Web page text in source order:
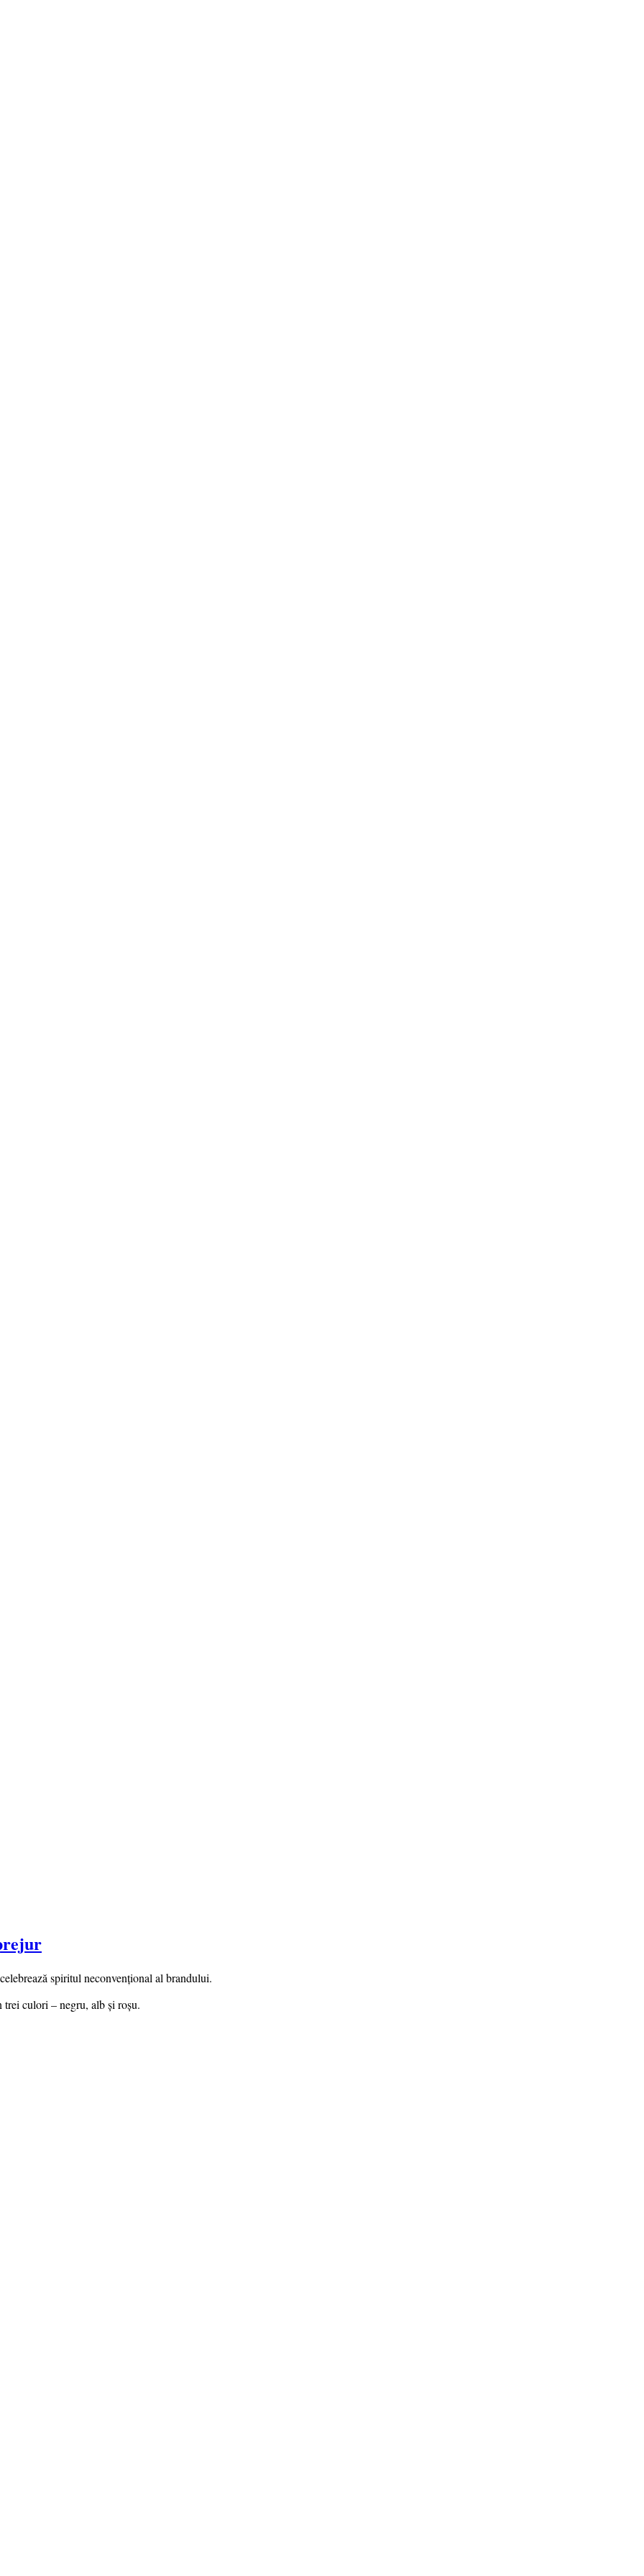
haine, incaltaminte, coafuri, tunsori, desene de colorat, poze cu modele de manichiuri!❤️
incaltaminte, coafuri, tunsori, desene de colorat, poze cu modele de manichiuri!❤️
incaltaminte, coafuri, tunsori, desene de colorat, poze cu modele de manichiuri!❤️
spiritul neconvenţional al brandului.
trei culori – negru, alb şi roşu.